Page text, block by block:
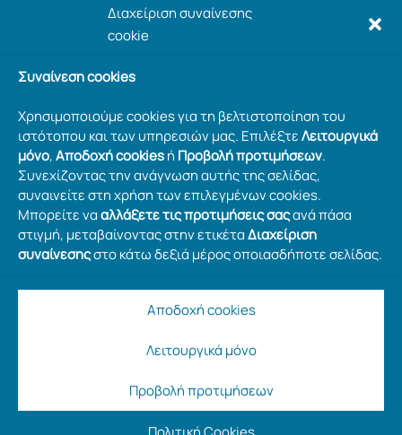
Διαχείριση συναίνεσης
cookie
Συναίνεση cookies
Χρησιμοποιούμε cookies για τη βελτιστοποίηση του
ιστότοπου και των υπηρεσιών μας. ΕπιλέξτεΛειτουργικά
μόνο,Αποδοχή cookiesή Προβολή προτιμήσεων.
Συνεχίζοντας την ανάγνωση αυτής της σελίδας,
συναινείτε στη χρήση των επιλεγμένων cookies.
Μπορείτε νααλλάξετε τις προτιμήσεις σαςανά πάσα
στιγμή, μεταβαίνοντας στην ετικέταΔιαχείριση
συναίνεσηςστο κάτω δεξιά μέρος οποιασδήποτε σελίδας.
Αποδοχή cookies
Λειτουργικά μόνο
Προβολή προτιμήσεων
Copyright © 2026 MARABU | Credits: